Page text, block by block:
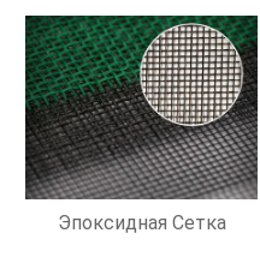
Эпоксидная Сетка